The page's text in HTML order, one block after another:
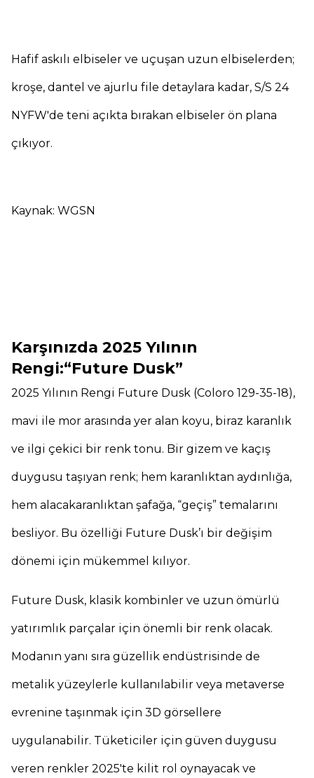
Hafif askılı elbiseler ve uçuşan uzun elbiselerden;
kroşe, dantel ve ajurlu file detaylara kadar, S/S 24
NYFW'de teni açıkta bırakan elbiseler ön plana
çıkıyor.
Kaynak: WGSN
Karşınızda 2025 Yılının
Rengi:“Future Dusk”
2025 Yılının Rengi Future Dusk (Coloro 129-35-18),
mavi ile mor arasında yer alan koyu, biraz karanlık
ve ilgi çekici bir renk tonu. Bir gizem ve kaçış
duygusu taşıyan renk; hem karanlıktan aydınlığa,
hem alacakaranlıktan şafağa, “geçiş” temalarını
besliyor. Bu özelliği Future Dusk’ı bir değişim
dönemi için mükemmel kılıyor.
Future Dusk, klasik kombinler ve uzun ömürlü
yatırımlık parçalar için önemli bir renk olacak.
Modanın yanı sıra güzellik endüstrisinde de
metalik yüzeylerle kullanılabilir veya metaverse
evrenine taşınmak için 3D görsellere
uygulanabilir. Tüketiciler için güven duygusu
veren renkler 2025'te kilit rol oynayacak ve